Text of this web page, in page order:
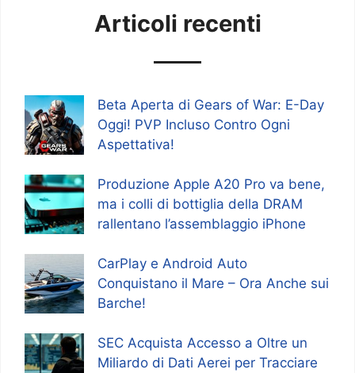
Articoli recenti
Beta Aperta di Gears of War: E-Day
Oggi! PVP Incluso Contro Ogni
Aspettativa!
Produzione Apple A20 Pro va bene,
ma i colli di bottiglia della DRAM
rallentano l’assemblaggio iPhone
CarPlay e Android Auto
Conquistano il Mare – Ora Anche sui
Barche!
SEC Acquista Accesso a Oltre un
Miliardo di Dati Aerei per Tracciare